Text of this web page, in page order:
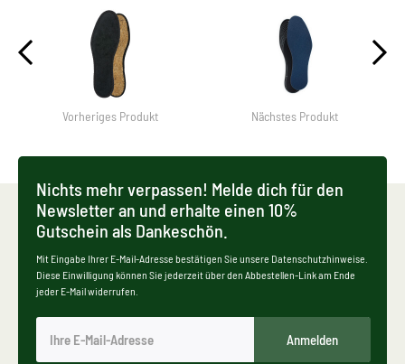
Vorheriges Produkt Nächstes Produkt
Nichts mehr verpassen! Melde dich für den
Newsletter an und erhalte einen 10%
Gutschein als Dankeschön.
Mit Eingabe Ihrer E-Mail-Adresse bestätigen Sie unsere Datenschutzhinweise.
Diese Einwilligung können Sie jederzeit über den Abbestellen-Link am Ende
jeder E-Mail widerrufen.
Anmelden